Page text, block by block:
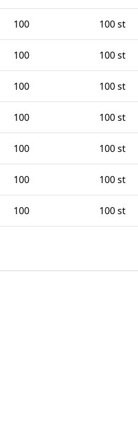
100 100 st
100 100 st
100 100 st
100 100 st
100 100 st
100 100 st
100 100 st